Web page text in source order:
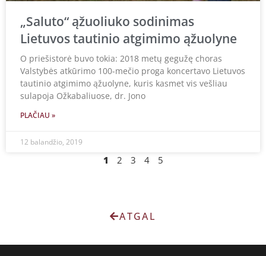
„Saluto“ ąžuoliuko sodinimas
Lietuvos tautinio atgimimo ąžuolyne
O priešistorė buvo tokia: 2018 metų gegužę choras
Valstybės atkūrimo 100-mečio proga koncertavo Lietuvos
tautinio atgimimo ąžuolyne, kuris kasmet vis vešliau
sulapoja Ožkabaliuose, dr. Jono
PLAČIAU »
12 balandžio, 2019
1 2 3 4 5
ATGAL